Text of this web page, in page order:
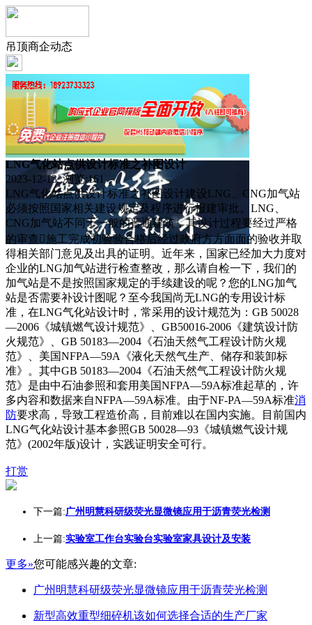
吊顶商企动态
LNG气化站点供设计标准之补图设计
2023-12-13 浏览:161
LNG气化站点供设计标准之补图设计建设LNG、CNG加气站
必须按照国家相关建设规定及程序进行报建审批。LNG、
CNG加气站不同于一般的普通建筑，其设计过程要经过严格
的审查施工完成初验验合格后经过政府方方面面的验收并取
得相关部门意见及出具的证明。近年来，国家已经加大力度对
企业的LNG加气站进行检查整改，那么请自检一下，我们的
加气站是不是按照国家规定的手续建设的呢？您的LNG加气
站是否需要补设计图呢？至今我国尚无LNG的专用设计标
准，在LNG气化站设计时，常采用的设计规范为：GB 50028
—2006《城镇燃气设计规范》、GB50016-2006《建筑设计防
火规范》、GB 50183—2004《石油天然气工程设计防火规
范》、美国NFPA—59A《液化天然气生产、储存和装卸标
准》。其中GB 50183—2004《石油天然气工程设计防火规
范》是由中石油参照和套用美国NFPA—59A标准起草的，许
多内容和数据来自NFPA—59A标准。由于NF-PA—59A标准消
防要求高，导致工程造价高，目前难以在国内实施。目前国内
LNG气化站设计基本参照GB 50028—93《城镇燃气设计规
范》(2002年版)设计，实践证明安全可行。
打赏
下一篇:广州明慧科研级荧光显微镜应用于沥青荧光检测
上一篇:实验室工作台实验台实验室家具设计及安装
更多»您可能感兴趣的文章:
广州明慧科研级荧光显微镜应用于沥青荧光检测
新型高效重型细碎机该如何选择合适的生产厂家